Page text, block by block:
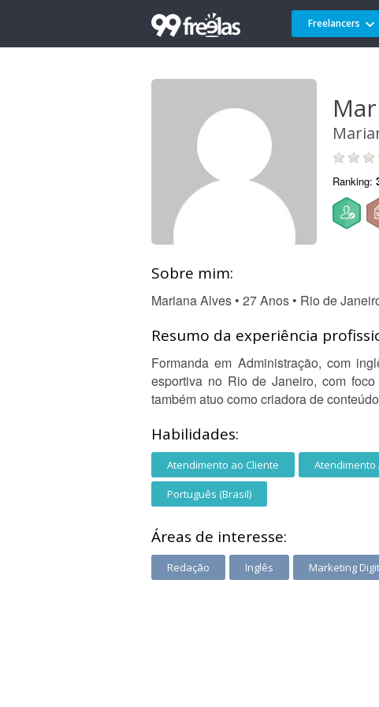
Freelancers
Ranking:
Sobre mim:
Mariana Alves • 27 Anos • Rio de
Resumo da experiência
Formanda em Administração, com
esportiva no Rio de Janeiro, com
também atuo como criadora de
Habilidades:
Atendimento ao Cliente Atendimento
Português (Brasil)
Áreas de interesse:
Redação Inglês Marketing